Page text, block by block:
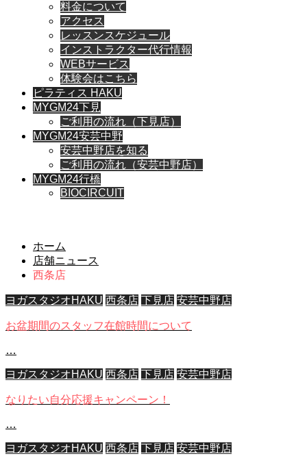
料金について
アクセス
レッスンスケジュール
インストラクター代行情報
WEBサービス
体験会はこちら
ピラティス HAKU
MYGM24下見
ご利用の流れ（下見店）
MYGM24安芸中野
安芸中野店を知る
ご利用の流れ（安芸中野店）
MYGM24行橋
BIOCIRCUIT
ホーム
店舗ニュース
西条店
ヨガスタジオHAKU 西条店 下見店 安芸中野店
お盆期間のスタッフ在館時間について
…
ヨガスタジオHAKU 西条店 下見店 安芸中野店
なりたい自分応援キャンペーン！
…
ヨガスタジオHAKU 西条店 下見店 安芸中野店